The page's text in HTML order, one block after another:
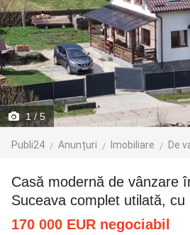
1/ 5
Publi24 Anunțuri Imobiliare De
Casă modernă de vânzare în Dorna-Arini,
Suceava complet utilată, cu
170 000 EUR negociabil